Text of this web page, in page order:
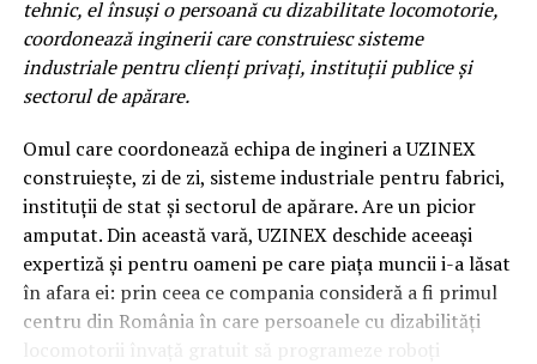
Oferim soluții chirurgicale pentru îndepărtarea alunițelor
suspecte, excizia tumorilor cutanate benigne sau maligne
și tratarea altor afecțiuni dermatologice care necesită
intervenții precise și sigure.
Electrocauterizări pentru leziuni
cutanate
Electrocauterizarea este o procedură simplă, rapidă și
eficientă pentru eliminarea verucilor, papiloamelor,
keratozelor seboreice sau altor leziuni cutanate. Este
tehnic, el însuși o persoană cu dizabilitate locomotorie,
coordonează inginerii care construiesc sisteme
industriale pentru clienți privați, instituții publice și
sectorul de apărare.
Omul care coordonează echipa de ingineri a UZINEX
construiește, zi de zi, sisteme industriale pentru fabrici,
instituții de stat și sectorul de apărare. Are un picior
amputat. Din această vară, UZINEX deschide aceeași
expertiză și pentru oameni pe care piața muncii i-a lăsat
în afara ei: prin ceea ce compania consideră a fi primul
centru din România în care persoanele cu dizabilități
locomotorii învață gratuit să programeze roboți